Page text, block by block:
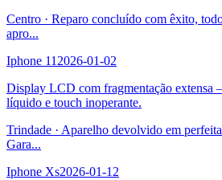
Centro · Reparo concluído com êxito,
apro...
Iphone 11 2026-01-02
Display LCD com fragmentação extensa
líquido e touch inoperante.
Trindade · Aparelho devolvido em
Gara...
Iphone Xs2026-01-12